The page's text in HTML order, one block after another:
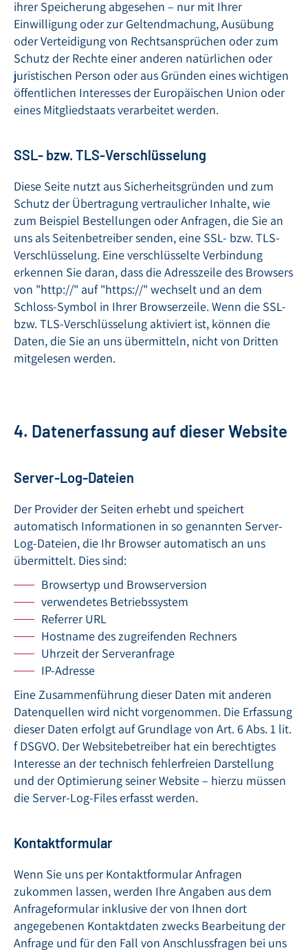
ihrer Speicherung abgesehen – nur mit Ihrer
Einwilligung oder zur Geltendmachung, Ausübung
oder Verteidigung von Rechtsansprüchen oder zum
Schutz der Rechte einer anderen natürlichen oder
juristischen Person oder aus Gründen eines wichtigen
öffentlichen Interesses der Europäischen Union oder
eines Mitgliedstaats verarbeitet werden.
SSL- bzw. TLS-Verschlüsselung
Diese Seite nutzt aus Sicherheitsgründen und zum
Schutz der Übertragung vertraulicher Inhalte, wie
zum Beispiel Bestellungen oder Anfragen, die Sie an
uns als Seitenbetreiber senden, eine SSL- bzw. TLS-
Verschlüsselung. Eine verschlüsselte Verbindung
erkennen Sie daran, dass die Adresszeile des Browsers
von "http://" auf "https://" wechselt und an dem
Schloss-Symbol in Ihrer Browserzeile. Wenn die SSL-
bzw. TLS-Verschlüsselung aktiviert ist, können die
Daten, die Sie an uns übermitteln, nicht von Dritten
mitgelesen werden.
4. Datenerfassung auf dieser Website
Server-Log-Dateien
Der Provider der Seiten erhebt und speichert
automatisch Informationen in so genannten Server-
Log-Dateien, die Ihr Browser automatisch an uns
übermittelt. Dies sind:
Browsertyp und Browserversion
verwendetes Betriebssystem
Referrer URL
Hostname des zugreifenden Rechners
Uhrzeit der Serveranfrage
IP-Adresse
Eine Zusammenführung dieser Daten mit anderen
Datenquellen wird nicht vorgenommen. Die Erfassung
dieser Daten erfolgt auf Grundlage von Art. 6 Abs. 1 lit.
f DSGVO. Der Websitebetreiber hat ein berechtigtes
Interesse an der technisch fehlerfreien Darstellung
und der Optimierung seiner Website – hierzu müssen
die Server-Log-Files erfasst werden.
Kontaktformular
Wenn Sie uns per Kontaktformular Anfragen
zukommen lassen, werden Ihre Angaben aus dem
Anfrageformular inklusive der von Ihnen dort
angegebenen Kontaktdaten zwecks Bearbeitung der
Anfrage und für den Fall von Anschlussfragen bei uns